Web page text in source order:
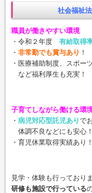
社会福祉
職員が働きやすい環境
・令和２年度有給取得
・非常勤でも賞与あり ！
・医療補助制度、スポー
など福利厚生も充実！
子育てしながら働ける環
・病児対応型託児あり で
体調不良などにも安心！
・育児休業取得実績あり！
見学・体験も行っておりま
研修も施設で行っている